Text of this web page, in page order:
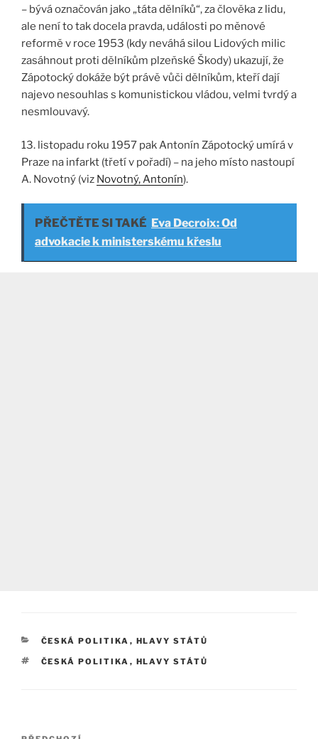
– bývá označován jako „táta dělníků“, za člověka z lidu,
ale není to tak docela pravda, události po měnové
reformě v roce 1953 (kdy neváhá silou Lidových milic
zasáhnout proti dělníkům plzeňské Škody) ukazují, že
Zápotocký dokáže být právě vůči dělníkům, kteří dají
najevo nesouhlas s komunistickou vládou, velmi tvrdý a
nesmlouvavý.
13. listopadu roku 1957 pak Antonín Zápotocký umírá v
Praze na infarkt (třetí v pořadí) – na jeho místo nastoupí
A. Novotný (viz Novotný, Antonín).
PŘEČTĚTE SI TAKÉ Eva Decroix: Od
advokacie k ministerskému křeslu
RUBRIKY
ČESKÁ POLITIKA , HLAVY STÁTŮ
ŠTÍTKY
ČESKÁ POLITIKA , HLAVY STÁTŮ
Navigace